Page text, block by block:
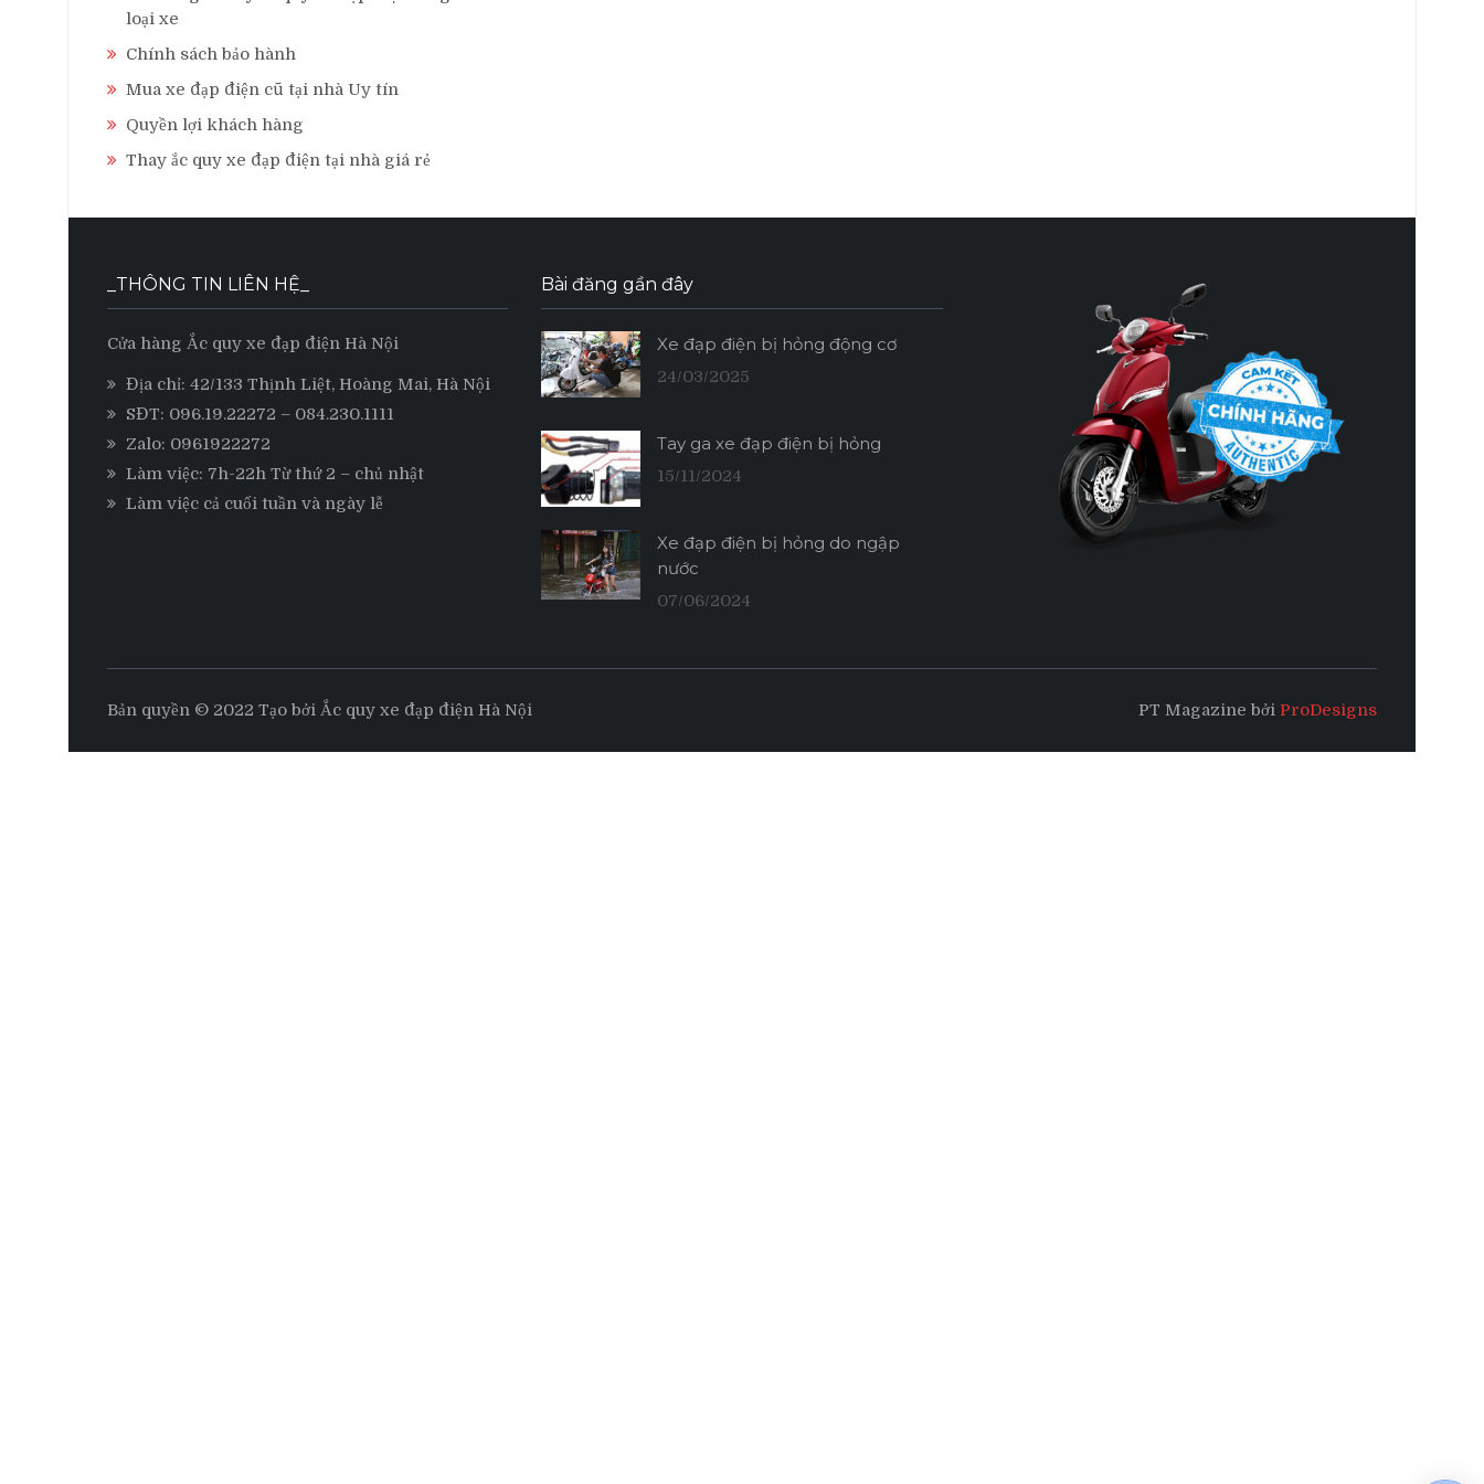
loại xe
Chính sách bảo hành
Mua xe đạp điện cũ tại nhà Uy tín
Quyền lợi khách hàng
Thay ắc quy xe đạp điện tại nhà giá rẻ
_THÔNG TIN LIÊN HỆ_
Cửa hàng Ắc quy xe đạp điện Hà Nội
Địa chỉ: 42/133 Thịnh Liệt, Hoàng Mai, Hà Nội
SĐT: 096.19.22272 – 084.230.1111
Zalo: 0961922272
Làm việc: 7h-22h Từ thứ 2 – chủ nhật
Làm việc cả cuối tuần và ngày lễ
Bài đăng gần đây
Xe đạp điện bị hỏng động cơ
24/03/2025
Tay ga xe đạp điện bị hỏng
15/11/2024
Xe đạp điện bị hỏng do ngập
nước
07/06/2024
Bản quyền © 2022 Tạo bởi Ắc quy xe đạp điện Hà Nội PT Magazine bởi ProDesigns